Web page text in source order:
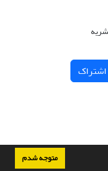
متوجه شدم
اشتراک